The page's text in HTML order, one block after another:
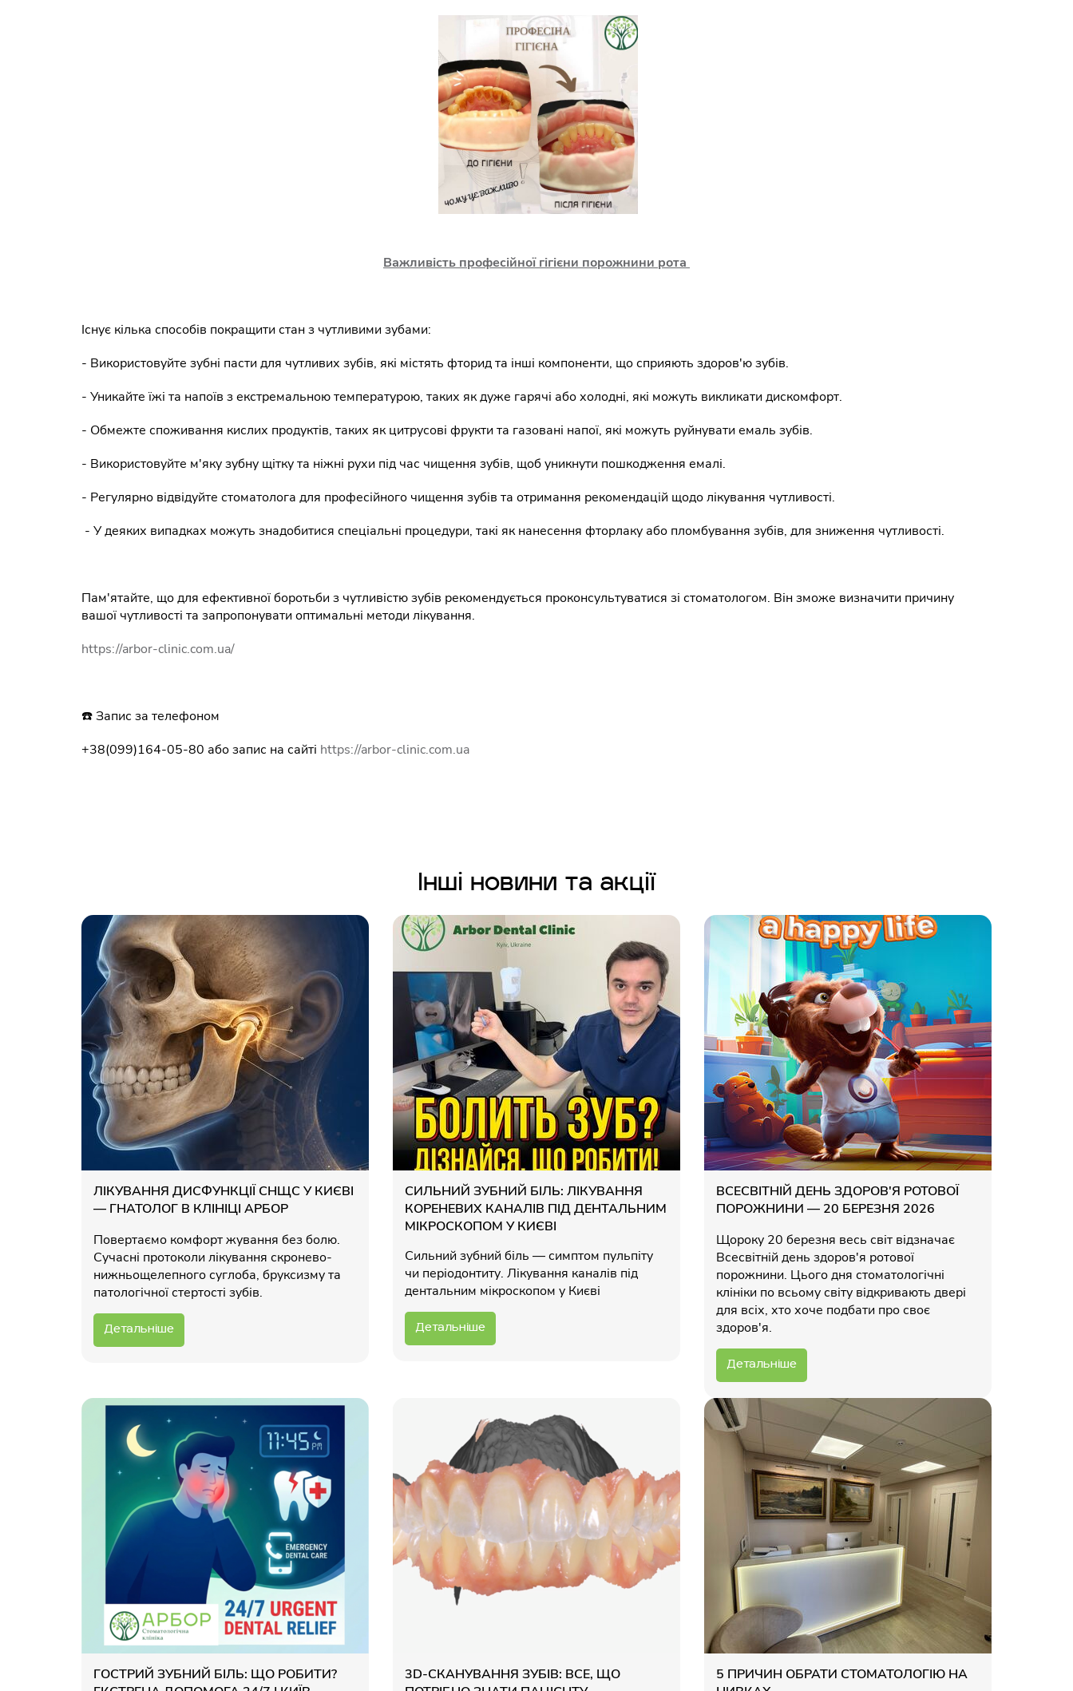
Важливість професійної гігієни порожнини рота
Існує кілька способів покращити стан з чутливими зубами:
- Використовуйте зубні пасти для чутливих зубів, які містять фторид та інші компоненти, що сприяють здоров'ю зубів.
- Уникайте їжі та напоїв з екстремальною температурою, таких як дуже гарячі або холодні, які можуть викликати дискомфорт.
- Обмежте споживання кислих продуктів, таких як цитрусові фрукти та газовані напої, які можуть руйнувати емаль зубів.
- Використовуйте м'яку зубну щітку та ніжні рухи під час чищення зубів, щоб уникнути пошкодження емалі.
- Регулярно відвідуйте стоматолога для професійного чищення зубів та отримання рекомендацій щодо лікування чутливості.
- У деяких випадках можуть знадобитися спеціальні процедури, такі як нанесення фторлаку або пломбування зубів, для зниження чутливості.
Пам'ятайте, що для ефективної боротьби з чутливістю зубів рекомендується проконсультуватися зі стоматологом. Він зможе визначити причину
вашої чутливості та запропонувати оптимальні методи лікування.
https://arbor-clinic.com.ua/
☎️ Запис за телефоном
+38(099)164-05-80 або запис на сайті https://arbor-clinic.com.ua
Інші новини та акції
ЛІКУВАННЯ ДИСФУНКЦІЇ СНЩС У КИЄВІ
— ГНАТОЛОГ В КЛІНІЦІ АРБОР
Повертаємо комфорт жування без болю.
Сучасні протоколи лікування скронево-
нижньощелепного суглоба, бруксизму та
патологічної стертості зубів.
Детальніше
СИЛЬНИЙ ЗУБНИЙ БІЛЬ: ЛІКУВАННЯ
КОРЕНЕВИХ КАНАЛІВ ПІД ДЕНТАЛЬНИМ
МІКРОСКОПОМ У КИЄВІ
Сильний зубний біль — симптом пульпіту
чи періодонтиту. Лікування каналів під
дентальним мікроскопом у Києві
Детальніше
ВСЕСВІТНІЙ ДЕНЬ ЗДОРОВ'Я РОТОВОЇ
ПОРОЖНИНИ — 20 БЕРЕЗНЯ 2026
Щороку 20 березня весь світ відзначає
Всесвітній день здоров'я ротової
порожнини. Цього дня стоматологічні
клініки по всьому світу відкривають двері
для всіх, хто хоче подбати про своє
здоров'я.
Детальніше
ГОСТРИЙ ЗУБНИЙ БІЛЬ: ЩО РОБИТИ?
3D-СКАНУВАННЯ ЗУБІВ: ВСЕ, ЩО
5 ПРИЧИН ОБРАТИ СТОМАТОЛОГІЮ НА